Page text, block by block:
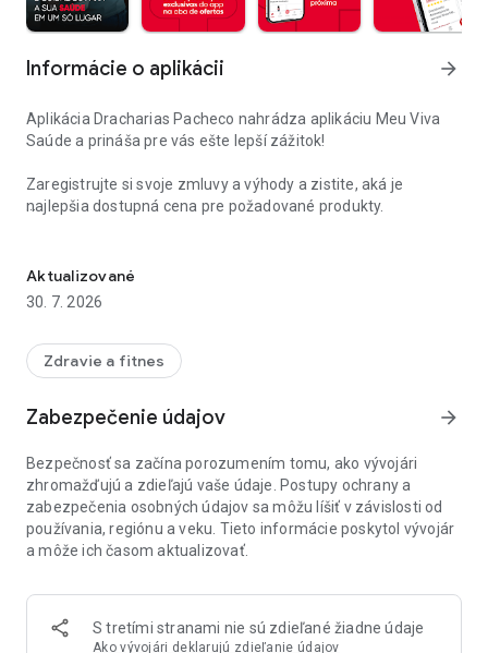
Informácie o aplikácii arrow_forward
Aplikácia Dracharias Pacheco nahrádza aplikáciu Meu Viva
Saúde a prináša pre vás ešte lepší zážitok!
Zaregistrujte si svoje zmluvy a výhody a zistite, aká je
najlepšia dostupná cena pre požadované produkty.
aby ste u nás zachránili.
obchode.
dermokozmetika a pohodlie ako na dlani.
A tiež vo farmaceutických službách s ním môžete poslať svoj
digitálny recept bez toho, aby ste opustili svoj domov.
Ešte viac výhod: skontrolujte lekárne, ktoré majú produkt,
ktorý ste si aktivovali, na sklade, aktivujte zľavy na
karty urýchlite svoje služby v našich obchodoch.
Stiahnite si teraz a užite si to najlepšie z Dracharias Pacheco!
Aktualizované
30. 7. 2026
Zdravie a fitnes
Zabezpečenie údajov arrow_forward
Bezpečnosť sa začína porozumením tomu, ako vývojári
zhromažďujú a zdieľajú vaše údaje. Postupy ochrany a
zabezpečenia osobných údajov sa môžu líšiť v závislosti od
používania, regiónu a veku. Tieto informácie poskytol vývojár
a môže ich časom aktualizovať.
S tretími stranami nie sú zdieľané žiadne údaje
Ako vývojári deklarujú zdieľanie údajov